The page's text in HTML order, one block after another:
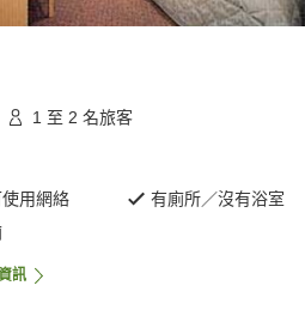
1 至 2 名旅客
用網絡
有廁所／沒有浴室
訊